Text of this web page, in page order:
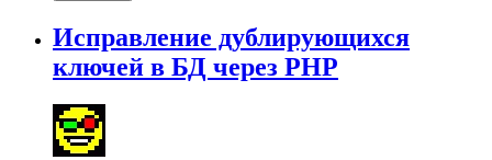
Исправление дублирующихся
ключей в БД через PHP